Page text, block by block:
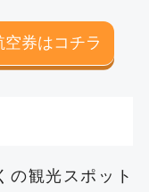
券はコチラ
の観光スポット